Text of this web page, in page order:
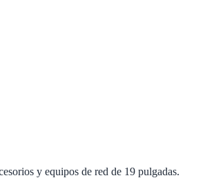
y equipos de red de 19 pulgadas.